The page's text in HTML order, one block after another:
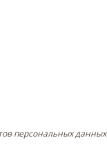
персональных данных